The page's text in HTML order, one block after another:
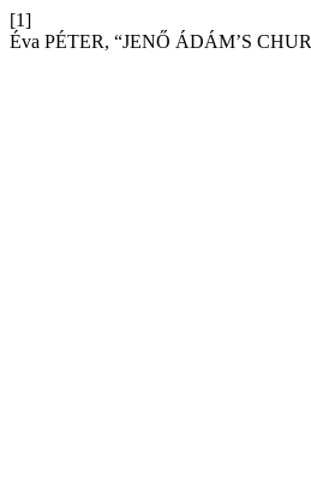
[1]
Éva PÉTER, “JENŐ ÁDÁM’S